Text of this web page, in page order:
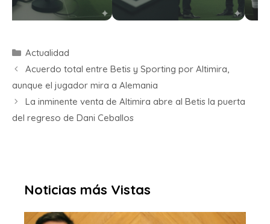
Actualidad
Acuerdo total entre Betis y Sporting por Altimira,
aunque el jugador mira a Alemania
La inminente venta de Altimira abre al Betis la puerta
del regreso de Dani Ceballos
Noticias más Vistas